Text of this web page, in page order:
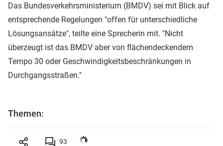
Das Bundesverkehrsministerium (BMDV) sei mit Blick auf
entsprechende Regelungen "offen für unterschiedliche
Lösungsansätze", teilte eine Sprecherin mit. "Nicht
überzeugt ist das BMDV aber von flächendeckendem
Tempo 30 oder Geschwindigkeitsbeschränkungen in
Durchgangsstraßen."
Themen:
93